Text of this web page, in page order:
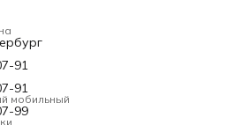
91
91
мобильный
99